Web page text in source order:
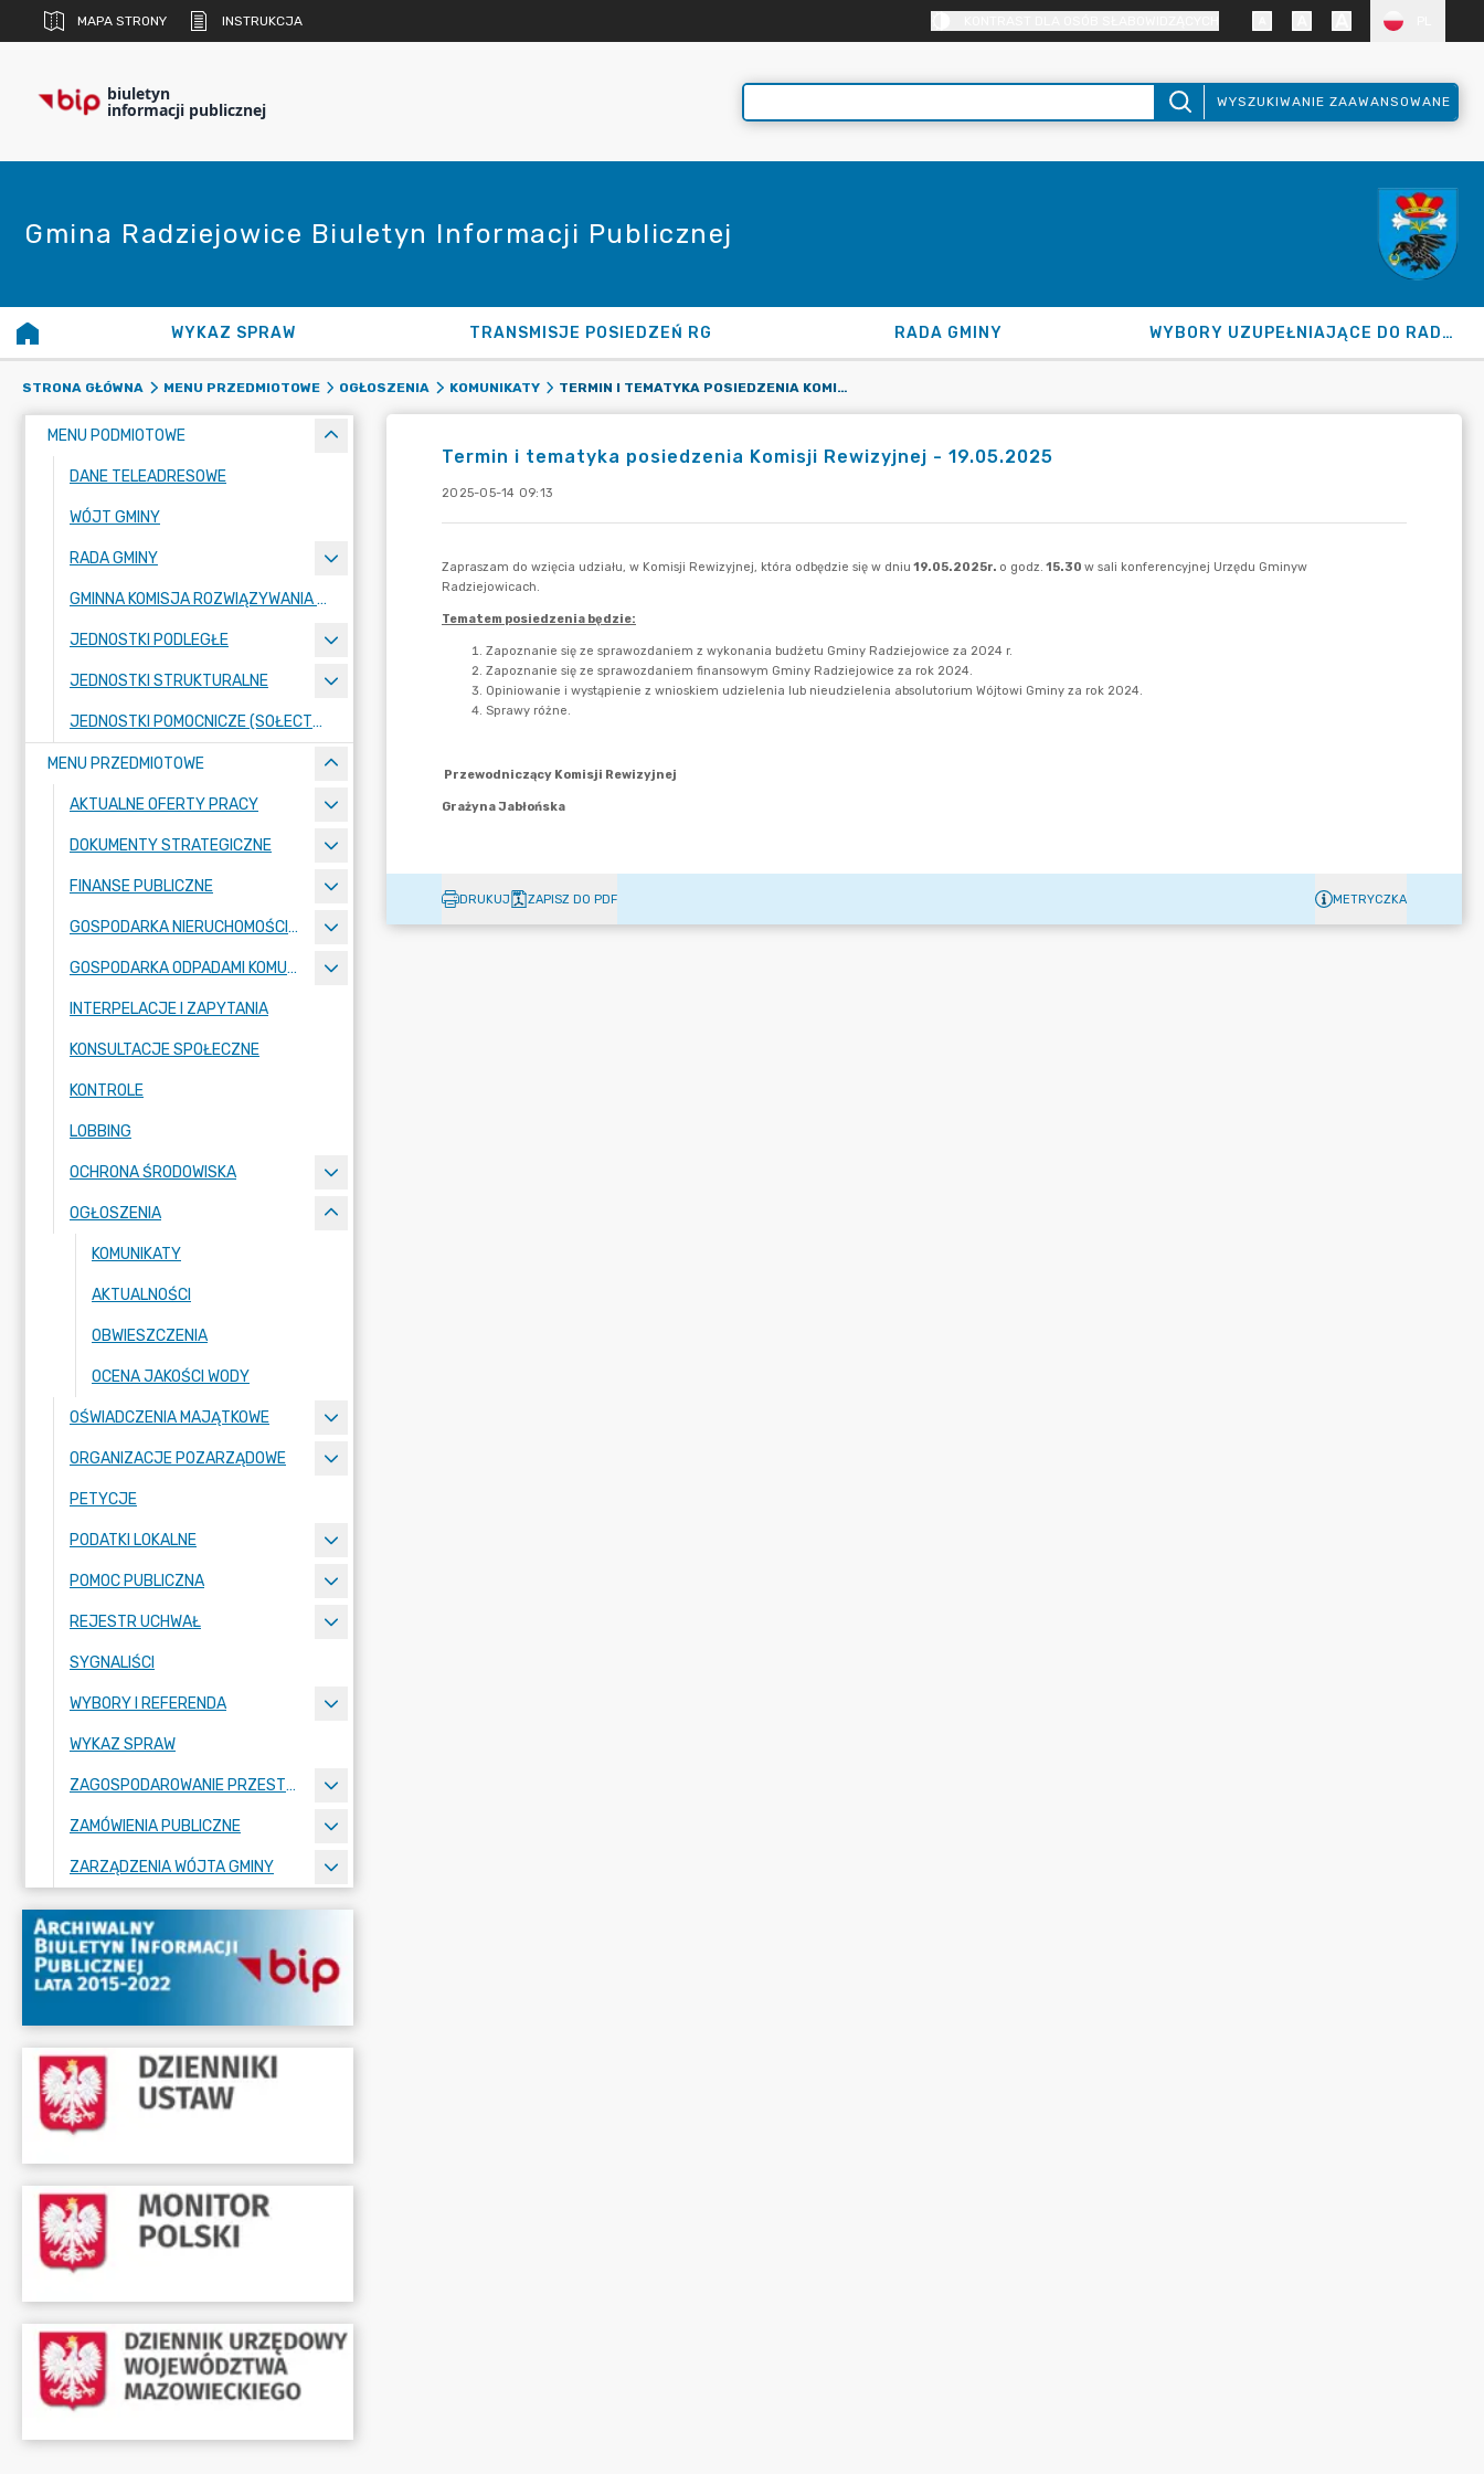
MAPA STRONY INSTRUKCJA
biuletyn
informacji publicznej WYSZUKIWANIE ZAAWANSOWANE
Gmina Radziejowice Biuletyn Informacji Publicznej
WYKAZ SPRAW TRANSMISJE POSIEDZEŃ RG RADA GMINY WYBORY UZUPEŁNIAJĄCE DO RADY GMINY 2026
STRONA GŁÓWNA MENU PRZEDMIOTOWE OGŁOSZENIA KOMUNIKATY TERMIN I TEMATYKA POSIEDZENIA KOMISJI REWIZYJNEJ - 19.05.2025
MENU PODMIOTOWE
DANE TELEADRESOWE
WÓJT GMINY
RADA GMINY
GMINNA KOMISJA ROZWIĄZYWANIA PROBLEMÓW ALKOHOLOWYCH
JEDNOSTKI PODLEGŁE
JEDNOSTKI STRUKTURALNE
JEDNOSTKI POMOCNICZE (SOŁECTWA)
MENU PRZEDMIOTOWE
AKTUALNE OFERTY PRACY
DOKUMENTY STRATEGICZNE
FINANSE PUBLICZNE
GOSPODARKA NIERUCHOMOŚCIAMI
GOSPODARKA ODPADAMI KOMUNALNYMI
INTERPELACJE I ZAPYTANIA
KONSULTACJE SPOŁECZNE
KONTROLE
LOBBING
OCHRONA ŚRODOWISKA
OGŁOSZENIA
KOMUNIKATY
AKTUALNOŚCI
OBWIESZCZENIA
OCENA JAKOŚCI WODY
OŚWIADCZENIA MAJĄTKOWE
ORGANIZACJE POZARZĄDOWE
PETYCJE
PODATKI LOKALNE
POMOC PUBLICZNA
REJESTR UCHWAŁ
SYGNALIŚCI
WYBORY I REFERENDA
WYKAZ SPRAW
ZAGOSPODAROWANIE PRZESTRZENNE
ZAMÓWIENIA PUBLICZNE
ZARZĄDZENIA WÓJTA GMINY
Termin i tematyka posiedzenia Komisji Rewizyjnej - 19.05.2025
2025-05-14 09:13
DRUKUJ ZAPISZ DO PDF METRYCZKA